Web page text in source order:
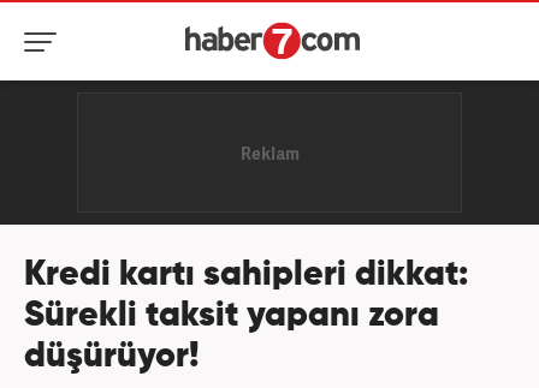
Kredi kartı sahipleri dikkat:
Sürekli taksit yapanı zora
düşürüyor!